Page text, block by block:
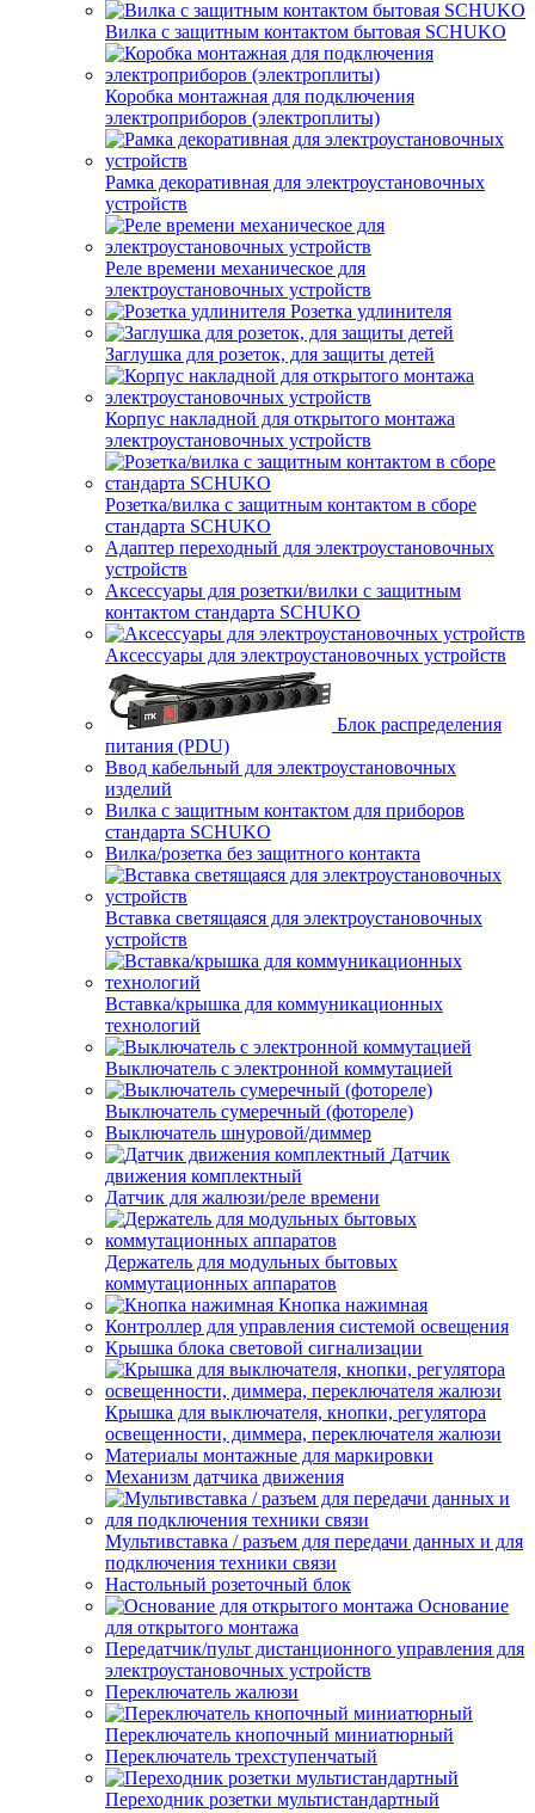
Вилка с защитным контактом бытовая SCHUKO
Коробка монтажная для подключения
электроприборов (электроплиты)
Рамка декоративная для электроустановочных
устройств
Реле времени механическое для
электроустановочных устройств
Розетка удлинителя
Заглушка для розеток, для защиты детей
Корпус накладной для открытого монтажа
электроустановочных устройств
Розетка/вилка с защитным контактом в сборе
стандарта SCHUKO
Адаптер переходный для электроустановочных
устройств
Аксессуары для розетки/вилки с защитным
контактом стандарта SCHUKO
Аксессуары для электроустановочных устройств
Блок распределения
питания (PDU)
Ввод кабельный для электроустановочных
изделий
Вилка с защитным контактом для приборов
стандарта SCHUKO
Вилка/розетка без защитного контакта
Вставка светящаяся для электроустановочных
устройств
Вставка/крышка для коммуникационных
технологий
Выключатель с электронной коммутацией
Выключатель сумеречный (фотореле)
Выключатель шнуровой/диммер
Датчик
движения комплектный
Датчик для жалюзи/реле времени
Держатель для модульных бытовых
коммутационных аппаратов
Кнопка нажимная
Контроллер для управления системой освещения
Крышка блока световой сигнализации
Крышка для выключателя, кнопки, регулятора
освещенности, диммера, переключателя жалюзи
Материалы монтажные для маркировки
Механизм датчика движения
Мультивставка / разъем для передачи данных и для
подключения техники связи
Настольный розеточный блок
Основание
для открытого монтажа
Передатчик/пульт дистанционного управления для
электроустановочных устройств
Переключатель жалюзи
Переключатель кнопочный миниатюрный
Переключатель трехступенчатый
Переходник розетки мультистандартный